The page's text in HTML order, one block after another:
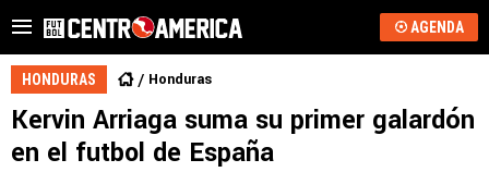
AGENDA
HONDURAS Honduras
Kervin Arriaga suma su primer galardón
en el futbol de España